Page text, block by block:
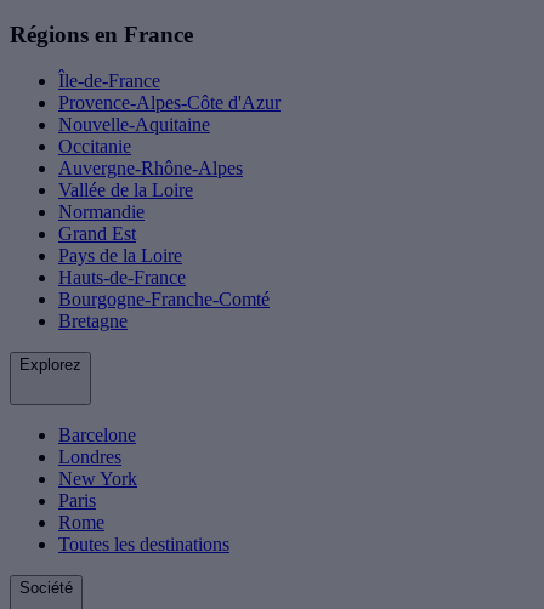
Régions en France
Île-de-France
Provence-Alpes-Côte d'Azur
Nouvelle-Aquitaine
Occitanie
Auvergne-Rhône-Alpes
Vallée de la Loire
Normandie
Grand Est
Pays de la Loire
Hauts-de-France
Bourgogne-Franche-Comté
Bretagne
Explorez
Barcelone
Londres
New York
Paris
Rome
Toutes les destinations
Société